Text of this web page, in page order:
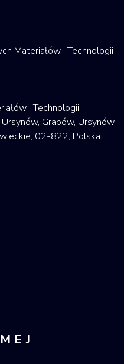
Materiałów i Technologii
i Technologii
Grabów, Ursynów,
02-822, Polska